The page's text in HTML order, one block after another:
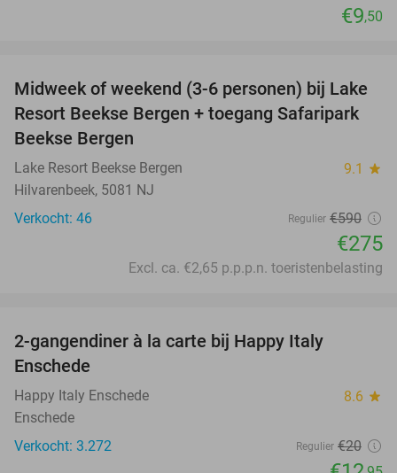
€9,50
53%
Midweek of weekend (3-6 personen) bij Lake
Resort Beekse Bergen + toegang Safaripark
Beekse Bergen
Lake Resort Beekse Bergen 9.1 star
Hilvarenbeek, 5081 NJ
Verkocht: 46
Regulier €590
€275
Excl. ca. €2,65 p.p.p.n. toeristenbelasting
2-gangendiner à la carte bij Happy Italy
Enschede
Happy Italy Enschede 8.6 star
Enschede
Verkocht: 3.272
Regulier €20